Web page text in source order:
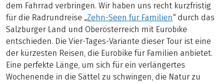
dem Fahrrad verbringen. Wir haben uns recht kurzfristig
für die Radrundreise „Zehn-Seen für Familien“ durch das
Salzburger Land und Oberösterreich mit Eurobike
entschieden. Die Vier-Tages-Variante dieser Tour ist eine
der kürzesten Reisen, die Eurobike für Familien anbietet.
Eine perfekte Länge, um sich für ein verlängertes
Wochenende in die Sättel zu schwingen, die Natur zu